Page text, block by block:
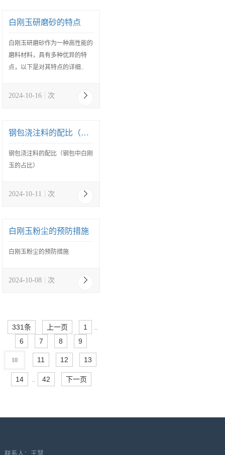
白刚玉研磨砂的特点
白刚玉研磨砂作为一种高性能的
磨料材料，具有多种优异的特
点，以下是对其特点的详细..
2024-10-16 次
钢包浇注料的配比（钢包中白刚玉的占比）
钢包浇注料的配比（钢包中白刚
玉的占比）
2024-10-11 次
白刚玉粉尘的预防措施
白刚玉粉尘的预防措施
2024-10-08 次
331条 上一页 1 ..
6 7 8 9
10 11 12 13
14 .. 42 下一页
联系人：王慧